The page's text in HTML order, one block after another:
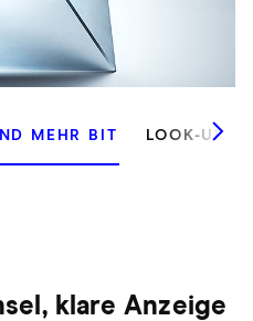
MEHR BIT LOOK-UP-
klare Anzeige